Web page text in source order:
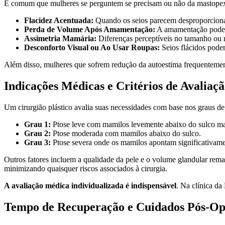
É comum que mulheres se perguntem se precisam ou não da
Flacidez Acentuada: Quando os seios parecem
Perda de Volume Após Amamentação: A amamentação
Assimetria Mamária: Diferenças perceptíveis no tamanho
Desconforto Visual ou Ao Usar Roupas: Seios flácidos
Além disso, mulheres que sofrem redução da autoestima
Indicações Médicas e Critérios de
Um cirurgião plástico avalia suas necessidades com base nos graus
Grau 1: Ptose leve com mamilos levemente abaixo do sulco
Grau 2: Ptose moderada com mamilos abaixo do sulco.
Grau 3: Ptose severa onde os mamilos apontam
Outros fatores incluem a qualidade da pele e o volume glandular
minimizando quaisquer riscos associados à cirurgia.
A avaliação médica individualizada é indispensável. Na clínica da
Tempo de Recuperação e Cuidados Pós-